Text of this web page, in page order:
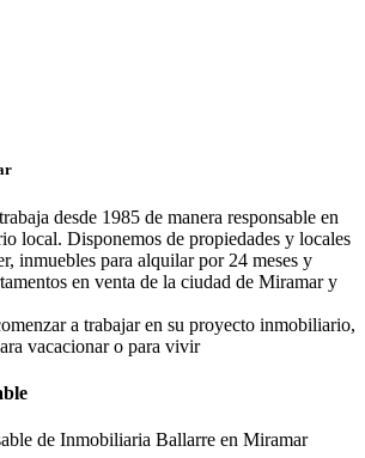
desde 1985 de manera responsable en
local. Disponemos de propiedades y locales
inmuebles para alquilar por 24 meses y
en venta de la ciudad de Miramar y
a trabajar en su proyecto inmobiliario,
vacacionar o para vivir